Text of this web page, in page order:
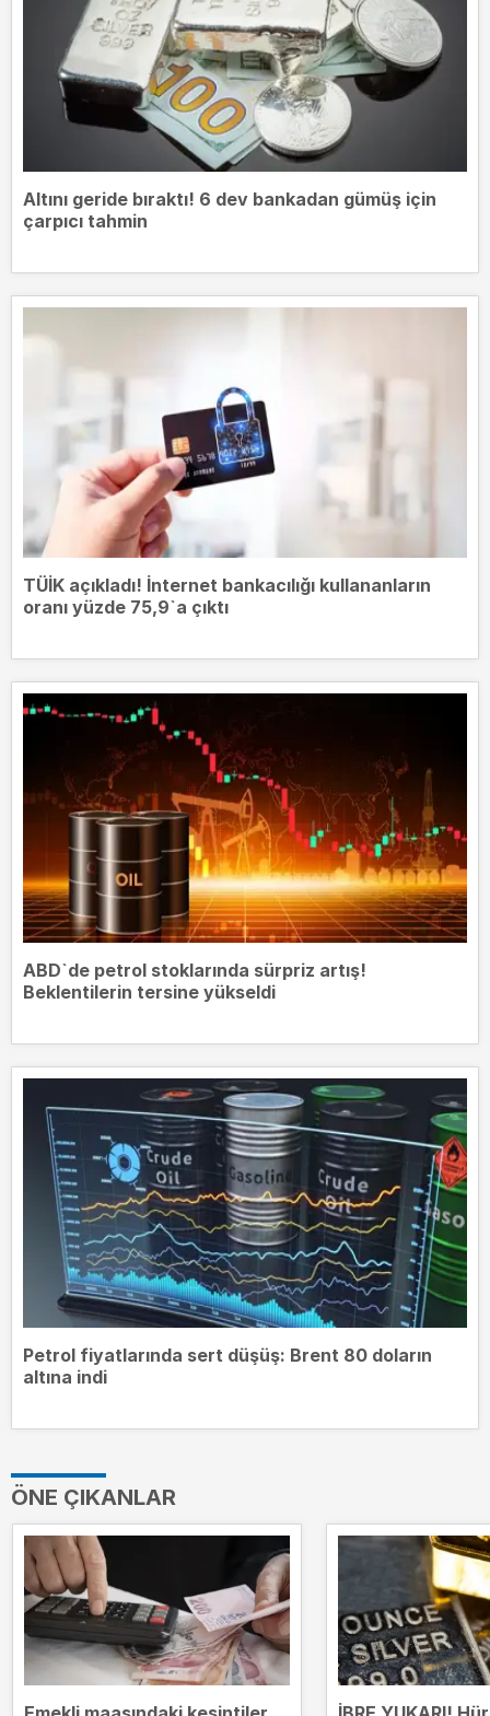
Altını geride bıraktı! 6 dev bankadan gümüş için
çarpıcı tahmin
TÜİK açıkladı! İnternet bankacılığı kullananların
oranı yüzde 75,9`a çıktı
ABD`de petrol stoklarında sürpriz artış!
Beklentilerin tersine yükseldi
Petrol fiyatlarında sert düşüş: Brent 80 doların
altına indi
ÖNE ÇIKANLAR